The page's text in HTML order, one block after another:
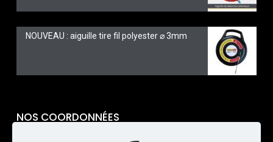
NOUVEAU : aiguille tire fil polyester ⌀ 3mm
NOS COORDONNÉES